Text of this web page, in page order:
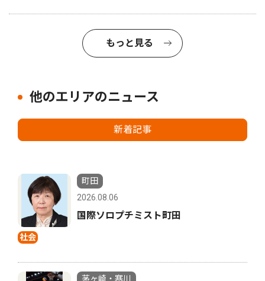
もっと見る
他のエリアのニュース
新着記事
社会
町田
2026.08.06
国際ソロプチミスト町田
茅ヶ崎・寒川